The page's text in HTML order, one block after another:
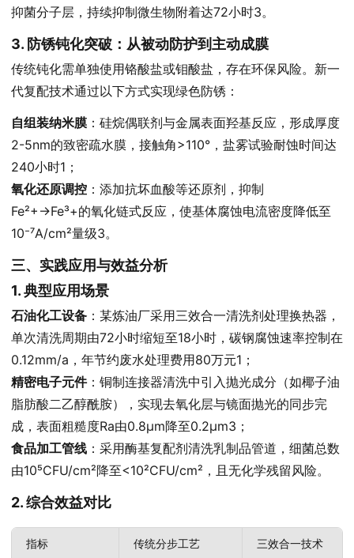
抑菌分子层，持续抑制微生物附着达72小时3。
3. 防锈钝化突破：从被动防护到主动成膜
传统钝化需单独使用铬酸盐或钼酸盐，存在环保风险。新一
代复配技术通过以下方式实现绿色防锈：
自组装纳米膜 ：硅烷偶联剂与金属表面羟基反应，形成厚度
2-5nm的致密疏水膜，接触角>110°，盐雾试验耐蚀时间达
240小时1；
氧化还原调控 ：添加抗坏血酸等还原剂，抑制
Fe²+→Fe³+的氧化链式反应，使基体腐蚀电流密度降低至
10⁻⁷A/cm²量级3。
三、实践应用与效益分析
1. 典型应用场景
石油化工设备 ：某炼油厂采用三效合一清洗剂处理换热器，
单次清洗周期由72小时缩短至18小时，碳钢腐蚀速率控制在
0.12mm/a，年节约废水处理费用80万元1；
精密电子元件：铜制连接器清洗中引入抛光成分（如椰子油
脂肪酸二乙醇酰胺），实现去氧化层与镜面抛光的同步完
成，表面粗糙度Ra由0.8μm降至0.2μm3；
食品加工管线 ：采用酶基复配剂清洗乳制品管道，细菌总数
由10⁵CFU/cm²降至<10²CFU/cm²，且无化学残留风险。
2. 综合效益对比
指标 传统分步工艺 三效合一技术